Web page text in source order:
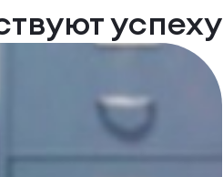
успеху